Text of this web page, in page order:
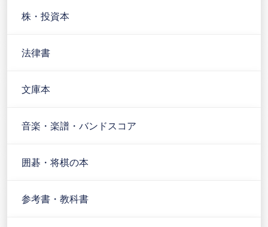
株・投資本
法律書
文庫本
音楽・楽譜・バンドスコア
囲碁・将棋の本
参考書・教科書